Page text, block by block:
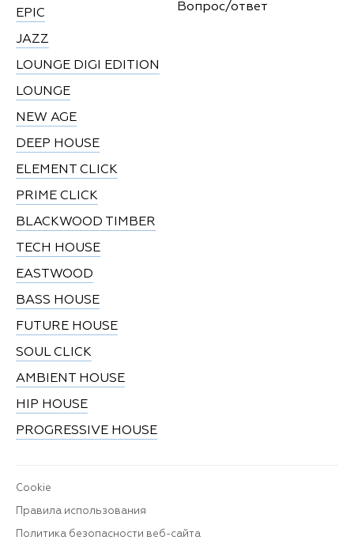
EPIC
JAZZ
LOUNGE DIGI EDITION
LOUNGE
NEW AGE
DEEP HOUSE
ELEMENT CLICK
PRIME CLICK
BLACKWOOD TIMBER
TECH HOUSE
EASTWOOD
BASS HOUSE
FUTURE HOUSE
SOUL CLICK
AMBIENT HOUSE
HIP HOUSE
PROGRESSIVE HOUSE
Вопрос/ответ
Cookie
Правила использования
Политика безопасности веб-сайта